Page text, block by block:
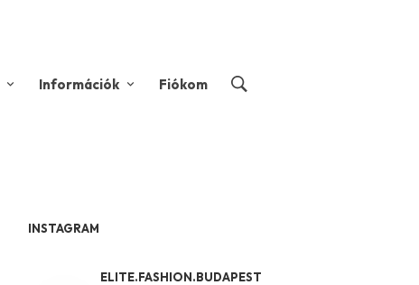
Információk Fiókom
INSTAGRAM
ELITE.FASHION.BUDAPEST